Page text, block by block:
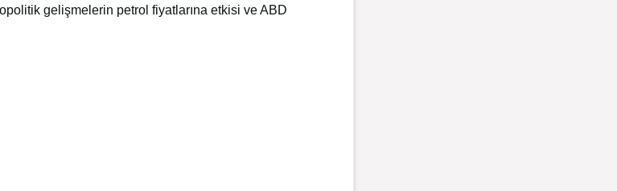
gelişmelerin petrol fiyatlarına etkisi ve ABD